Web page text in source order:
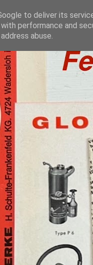
to deliver its
performance and
abuse.